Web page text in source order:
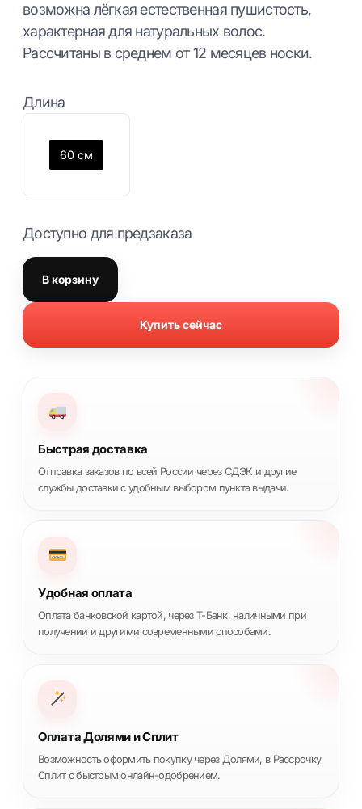
возможна лёгкая естественная пушистость,
характерная для натуральных волос.
Рассчитаны в среднем от 12 месяцев носки.
Длина
60 см
Доступно для предзаказа
В корзину
Купить сейчас
Быстрая доставка
Отправка заказов по всей России через СДЭК и другие
службы доставки с удобным выбором пункта выдачи.
Удобная оплата
Оплата банковской картой, через Т-Банк, наличными при
получении и другими современными способами.
Оплата Долями и Сплит
Возможность оформить покупку через Долями, в Рассрочку
Сплит с быстрым онлайн-одобрением.